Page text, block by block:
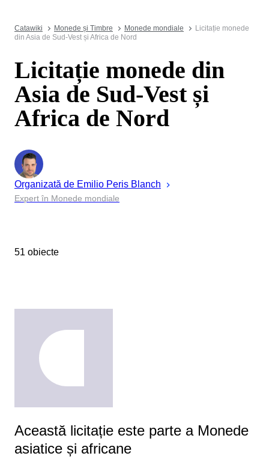
Catawiki Monede și Timbre Monede mondiale
Licitație monede
din Asia de Sud-Vest și Africa de Nord
Licitație monede din
Asia de Sud-Vest și
Africa de Nord
Organizată de Emilio Peris Blanch
Expert în Monede mondiale
51 obiecte
Această licitație este parte a Monede
asiatice și africane